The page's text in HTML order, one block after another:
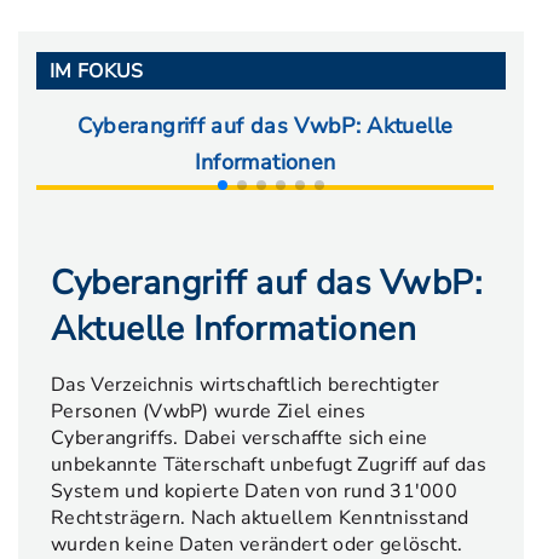
IM FOKUS
Cyberangriff auf das VwbP: Aktuelle
Informationen
Cyberangriff auf das VwbP:
Aktuelle Informationen
Das Verzeichnis wirtschaftlich berechtigter
Personen (VwbP) wurde Ziel eines
Cyberangriffs. Dabei verschaffte sich eine
unbekannte Täterschaft unbefugt Zugriff auf das
System und kopierte Daten von rund 31'000
Rechtsträgern. Nach aktuellem Kenntnisstand
wurden keine Daten verändert oder gelöscht.